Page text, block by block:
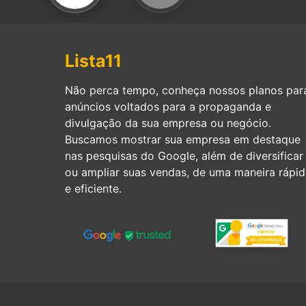
Lista11
Não perca tempo, conheça nossos planos
anúncios voltados para a propaganda e
divulgação da sua empresa ou negócio.
Buscamos mostrar sua empresa em destaque
nas pesquisas do Google, além de diversificar
ou ampliar suas vendas, de uma maneira
e eficiente.